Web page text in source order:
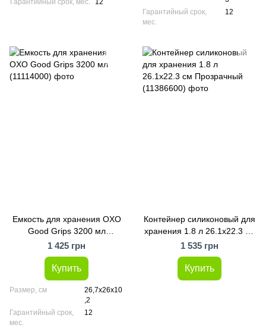
Гарантийный срок, мес.
12
Гарантийный срок,
мес.
12
Емкость для хранения OXO
Good Grips 3200 мл
(11114000)
1 425 грн
Купить
Размер, см
26,7х26х10
,2
Гарантийный срок,
мес.
12
Контейнер силиконовый для
хранения 1.8 л 26.1х22.3 см
Прозрачный (11386600)
1 535 грн
Купить